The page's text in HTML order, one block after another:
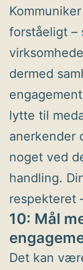
forståeligt –
dermed
lytte til
anerkender
noget ved
handling.
respekteret
10: Mål
Det kan